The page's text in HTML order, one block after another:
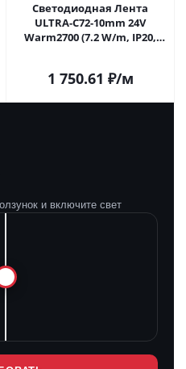
Светодиодная Лента
ULTRA-C72-10mm 24V
Warm2700 (7.2 W/m, IP20,
в Саратове
1 750.61 ₽/м
и включите свет